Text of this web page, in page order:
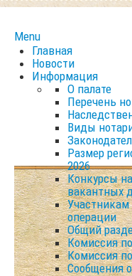
Menu
Главная
Новости
Информация
О палате
Перечень
Виды
Размер
2026
Конкурсы
вакантных
операции
Общий
Комиссия
Комиссия
Сообщения